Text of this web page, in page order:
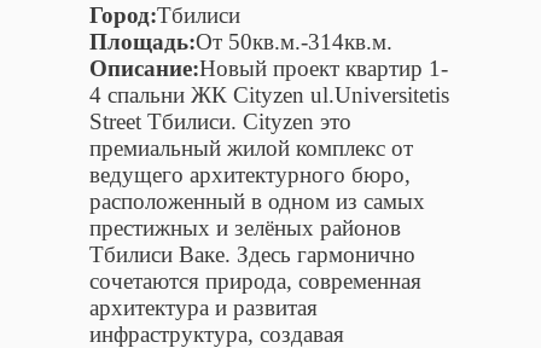
Город:Тбилиси
Площадь:От 50кв.м.-314кв.м.
Описание:Новый проект квартир 1-
4 спальни ЖК Cityzen ul.Universitetis
Street Тбилиси. Cityzen это
премиальный жилой комплекс от
ведущего архитектурного бюро,
расположенный в одном из самых
престижных и зелёных районов
Тбилиси Ваке. Здесь гармонично
сочетаются природа, современная
архитектура и развитая
инфраструктура, создавая